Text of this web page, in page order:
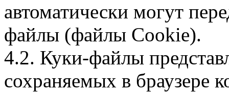
автоматически могут
файлы (файлы Cookie).
4.2. Куки-файлы
сохраняемых в браузере